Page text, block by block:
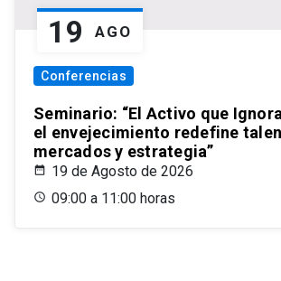
19 AGO
Conferencias
Seminario: “El Activo que
el envejecimiento redefine
mercados y estrategia”
19 de Agosto de 2026
09:00 a 11:00 horas